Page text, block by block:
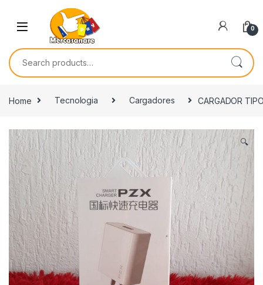
Skip to navigation
0
Search for:
Home Tecnologia Cargadores CARGADOR
🔍